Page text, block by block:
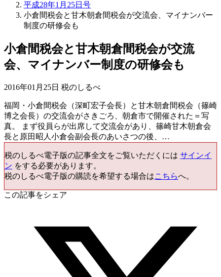
平成28年1月25日号
小倉間税会と甘木朝倉間税会が交流会、マイナンバー
制度の研修会も
小倉間税会と甘木朝倉間税会が交流
会、マイナンバー制度の研修会も
2016年01月25日 税のしるべ
福岡・小倉間税会（深町宏子会長）と甘木朝倉間税会（篠崎
博之会長）の交流会がさきごろ、朝倉市で開催された＝写
真。 まず役員らが出席して交流会があり、篠崎甘木朝倉会
長と原田昭人小倉会副会長のあいさつの後、…
税のしるべ電子版の記事全文をご覧いただくには サインイ
ン をする必要があります。
税のしるべ電子版の購読を希望する場合はこちらへ。
この記事をシェア